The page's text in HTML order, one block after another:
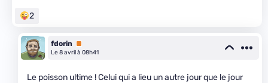
2
fdorin
Premium
Le 8 avril à 08h41
Le poisson ultime ! Celui qui a lieu un autre jour que le jour